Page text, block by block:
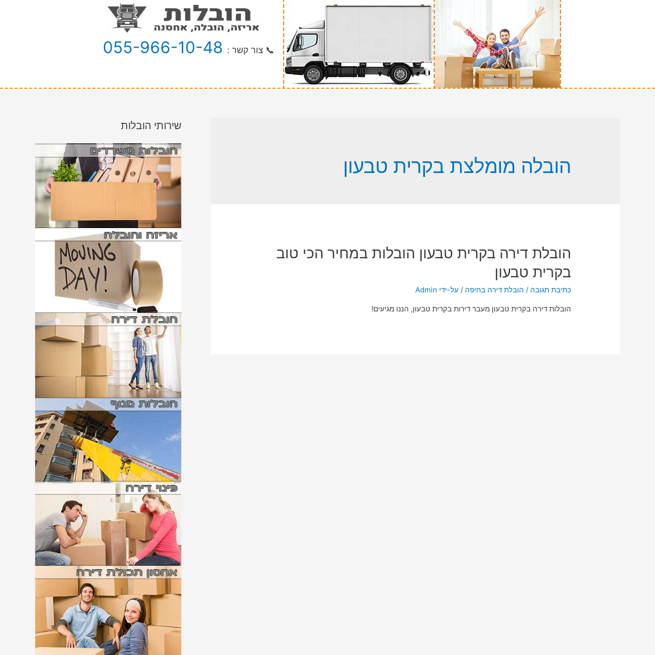
📞 צור קשר : 055-966-10-48
הובלה מומלצת בקרית טבעון
הובלת דירה בקרית טבעון הובלות במחיר הכי טוב
בקרית טבעון
כתיבת תגובה / הובלת דירה בחיפה / על-ידי Admin
הובלות דירה בקרית טבעון מעבר דירות בקרית טבעון, הננו מגיעים!
שירותי הובלות